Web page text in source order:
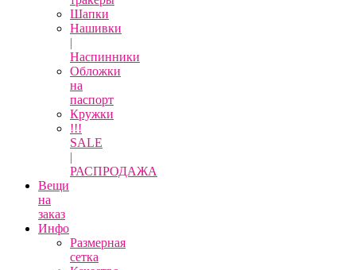
Шапки
Нашивки
|
Наспинники
Обложки
на
паспорт
Кружки
!!!
SALE
|
РАСПРОДАЖА
Вещи
на
заказ
Инфо
Размерная
сетка